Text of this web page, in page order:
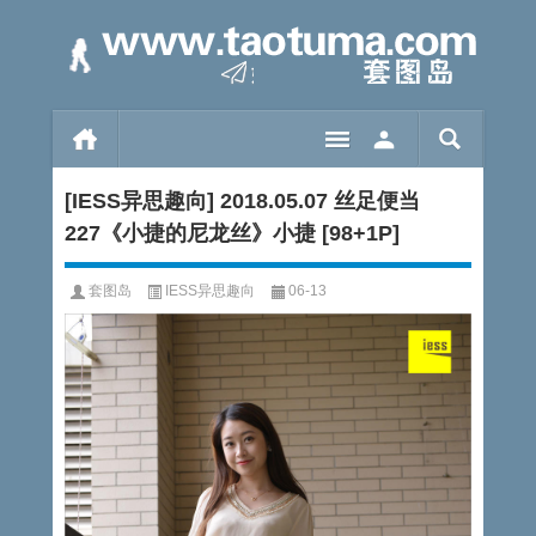
[IESS异思趣向] 2018.05.07 丝足便当
227《小捷的尼龙丝》小捷 [98+1P]
套图岛 IESS异思趣向 06-13